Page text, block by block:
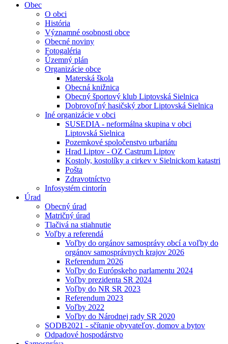
Obec
O obci
História
Významné osobnosti obce
Obecné noviny
Fotogaléria
Územný plán
Organizácie obce
Materská škola
Obecná knižnica
Obecný športový klub Liptovská Sielnica
Dobrovoľný hasičský zbor Liptovská Sielnica
Iné organizácie v obci
SUSEDIA - neformálna skupina v obci
Liptovská Sielnica
Pozemkové spoločenstvo urbariátu
Hrad Liptov - OZ Castrum Liptov
Kostoly, kostolíky a cirkev v Sielnickom katastri
Pošta
Zdravotníctvo
Infosystém cintorín
Úrad
Obecný úrad
Matričný úrad
Tlačivá na stiahnutie
Voľby a referendá
Voľby do orgánov samosprávy obcí a voľby do
orgánov samosprávnych krajov 2026
Referendum 2026
Voľby do Európskeho parlamentu 2024
Voľby prezidenta SR 2024
Voľby do NR SR 2023
Referendum 2023
Voľby 2022
Voľby do Národnej rady SR 2020
SODB2021 - sčítanie obyvateľov, domov a bytov
Odpadové hospodárstvo